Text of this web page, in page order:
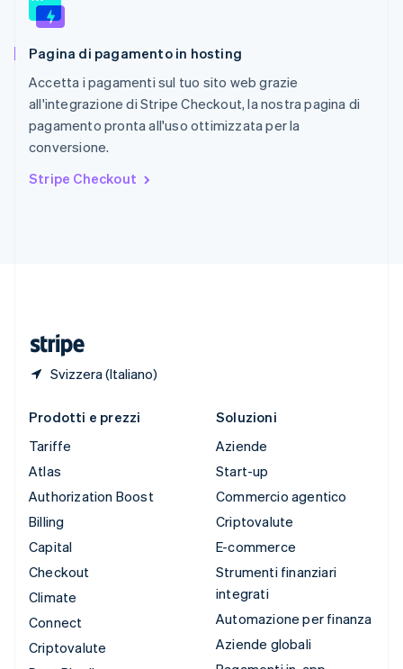
Pagina di pagamento in hosting
Accetta i pagamenti sul tuo sito web grazie
all'integrazione di Stripe Checkout, la nostra pagina di
pagamento pronta all'uso ottimizzata per la
conversione.
Stripe Checkout
Svizzera (Italiano)
English
Singapore
Slovacchia
English
Slovenia
EnglishItaliano
Spagna
EspañolEnglish
EnglishEspañol 简体中文
Prodotti e prezzi
Tariffe
Atlas
Authorization Boost
Billing
Capital
Checkout
Climate
Connect
Criptovalute
Soluzioni
Aziende
Start-up
Commercio agentico
Criptovalute
E-commerce
Strumenti finanziari
integrati
Automazione per finanza
Aziende globali